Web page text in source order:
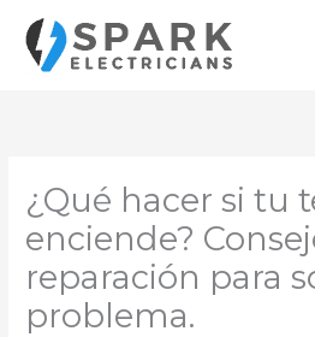
contenido
¿Qué hacer si tu
enciende?
reparación para
problema.